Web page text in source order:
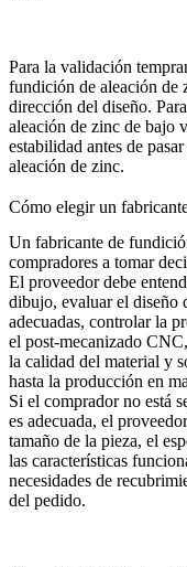
Para la validación
fundición de aleación de
dirección del diseño.
aleación de zinc de bajo
estabilidad antes de pasar
aleación de zinc.
Cómo elegir un
Un fabricante de
compradores a tomar
El proveedor debe
dibujo, evaluar el diseño
adecuadas, controlar la
el post-mecanizado
la calidad del material y
hasta la producción en
Si el comprador no está
es adecuada, el
tamaño de la pieza, el
las características
necesidades de
del pedido.